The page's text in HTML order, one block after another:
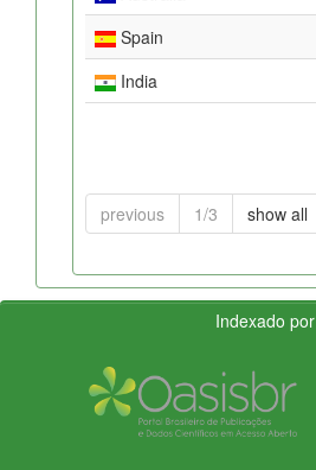
Spain
India
previous 1/3 show all
Indexado por